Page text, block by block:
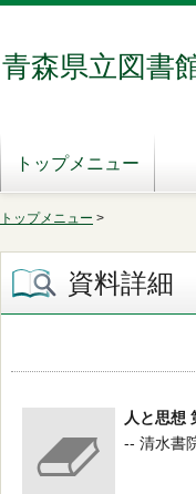
青森県立図書
トップメニュー
トップメニュー >
資料詳細
人と思想
-- 清水書